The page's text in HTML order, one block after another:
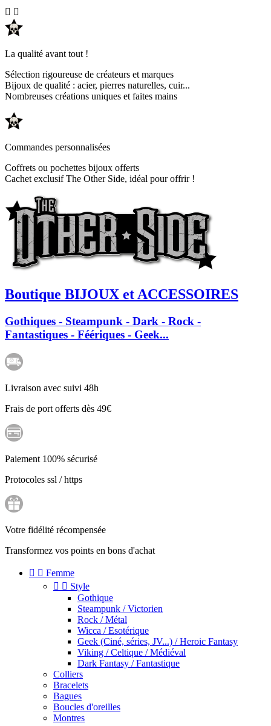
 
La qualité avant tout !
Sélection rigoureuse de créateurs et marques
Bijoux de qualité : acier, pierres naturelles, cuir...
Nombreuses créations uniques et faites mains
Commandes personnalisées
Coffrets ou pochettes bijoux offerts
Cachet exclusif The Other Side, idéal pour offrir !
Boutique BIJOUX et ACCESSOIRES
Gothiques - Steampunk - Dark - Rock -
Fantastiques - Féériques - Geek...
Livraison avec suivi 48h
Frais de port offerts dès 49€
Paiement 100% sécurisé
Protocoles ssl / https
Votre fidélité récompensée
Transformez vos points en bons d'achat
  Femme
  Style
Gothique
Steampunk / Victorien
Rock / Métal
Wicca / Esotérique
Geek (Ciné, séries, JV...) / Heroic Fantasy
Viking / Celtique / Médiéval
Dark Fantasy / Fantastique
Colliers
Bracelets
Bagues
Boucles d'oreilles
Montres